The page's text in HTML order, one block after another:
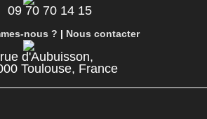
09 70 70 14 15
nous ? | Nous contacter
d'Aubuisson,
Toulouse, France